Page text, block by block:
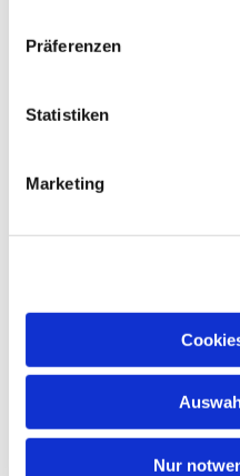
Präferenzen
Statistiken
Marketing
Nur